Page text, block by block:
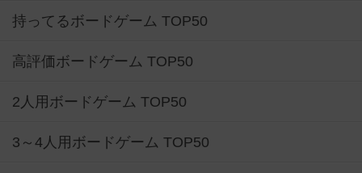
持ってるボードゲーム TOP50
高評価ボードゲーム TOP50
2人用ボードゲーム TOP50
3～4人用ボードゲーム TOP50